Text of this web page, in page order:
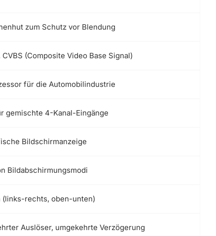
zum Schutz vor Blendung
CVBS (Composite Video Base Signal)
für die Automobilindustrie
gemischte 4-Kanal-Eingänge
Bildschirmanzeige
Bildabschirmungsmodi
(links-rechts, oben-unten)
Auslöser, umgekehrte Verzögerung